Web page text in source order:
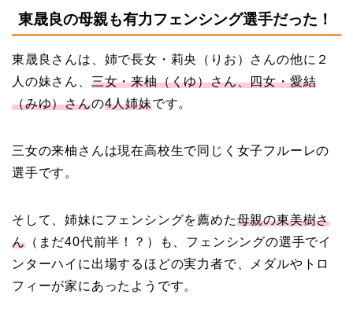
東晟良の母親も有力フェンシング選手だった！
東晟良さんは、姉で長女 ・ 莉央（りお）さんの他に２
人の妹さん、 三女・来柚（くゆ）さん、四女・愛結
（みゆ）さんの4人姉妹です。
三女の来柚 さんは現在高校生で同じく女子フルーレの
選手です。
そして、姉妹にフェンシングを薦めた母親の東美樹さ
ん（まだ40代前半！？）も、フェンシングの選手でイ
ンターハイに出場するほどの実力者で、メダルやトロ
フィーが家にあったようです。